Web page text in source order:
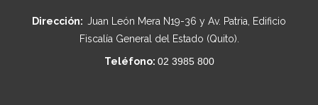
Dirección: Juan León Mera N19-36 y Av. Patria, Edificio
Fiscalía General del Estado (Quito).
Teléfono: 02 3985 800